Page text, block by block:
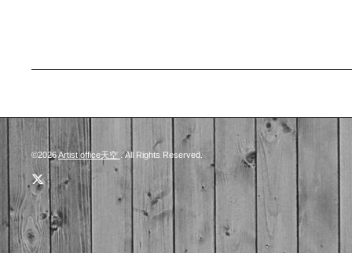
©2026Artist office天空 . All Rights Reserved.